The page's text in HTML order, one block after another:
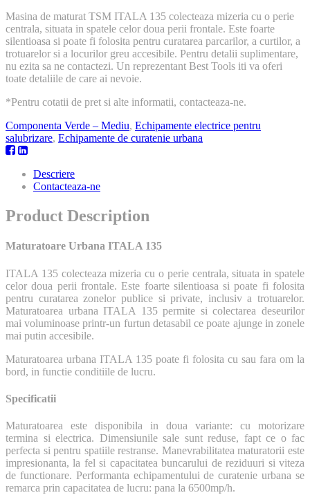
Masina de maturat TSM ITALA 135 colecteaza mizeria cu o perie
centrala, situata in spatele celor doua perii frontale. Este foarte
silentioasa si poate fi folosita pentru curatarea parcarilor, a curtilor, a
trotuarelor si a locurilor greu accesibile. Pentru detalii suplimentare,
nu ezita sa ne contactezi. Un reprezentant Best Tools iti va oferi
toate detaliile de care ai nevoie.
*Pentru cotatii de pret si alte informatii, contacteaza-ne.
Componenta Verde – Mediu, Echipamente electrice pentru
salubrizare, Echipamente de curatenie urbana
Descriere
Contacteaza-ne
Product Description
Maturatoare Urbana ITALA 135
ITALA 135 colecteaza mizeria cu o perie centrala, situata in spatele
celor doua perii frontale. Este foarte silentioasa si poate fi folosita
pentru curatarea zonelor publice si private, inclusiv a trotuarelor.
Maturatoarea urbana ITALA 135 permite si colectarea deseurilor
mai voluminoase printr-un furtun detasabil ce poate ajunge in zonele
mai putin accesibile.
Maturatoarea urbana ITALA 135 poate fi folosita cu sau fara om la
bord, in functie conditiile de lucru.
Specificatii
Maturatoarea este disponibila in doua variante: cu motorizare
termina si electrica. Dimensiunile sale sunt reduse, fapt ce o fac
perfecta si pentru spatiile restranse. Manevrabilitatea maturatorii este
impresionanta, la fel si capacitatea buncarului de reziduuri si viteza
de functionare. Performanta echipamentului de curatenie urbana se
remarca prin capacitatea de lucru: pana la 6500mp/h.